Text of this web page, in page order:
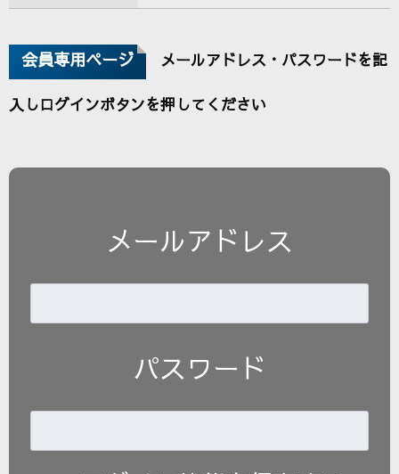
会員専用ページ メールアドレス・パスワードを記
入しログインボタンを押してください
メールアドレス
パスワード